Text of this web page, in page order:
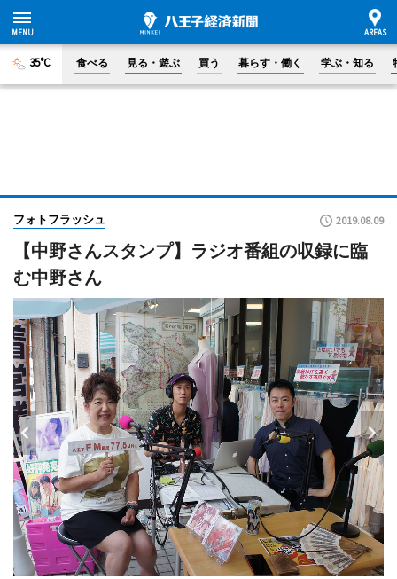
35°C 食べる 見る・遊ぶ 買う 暮らす・働く 学ぶ・知る
フォトフラッシュ 2019.08.09
【中野さんスタンプ】ラジオ番組の収録に臨
む中野さん